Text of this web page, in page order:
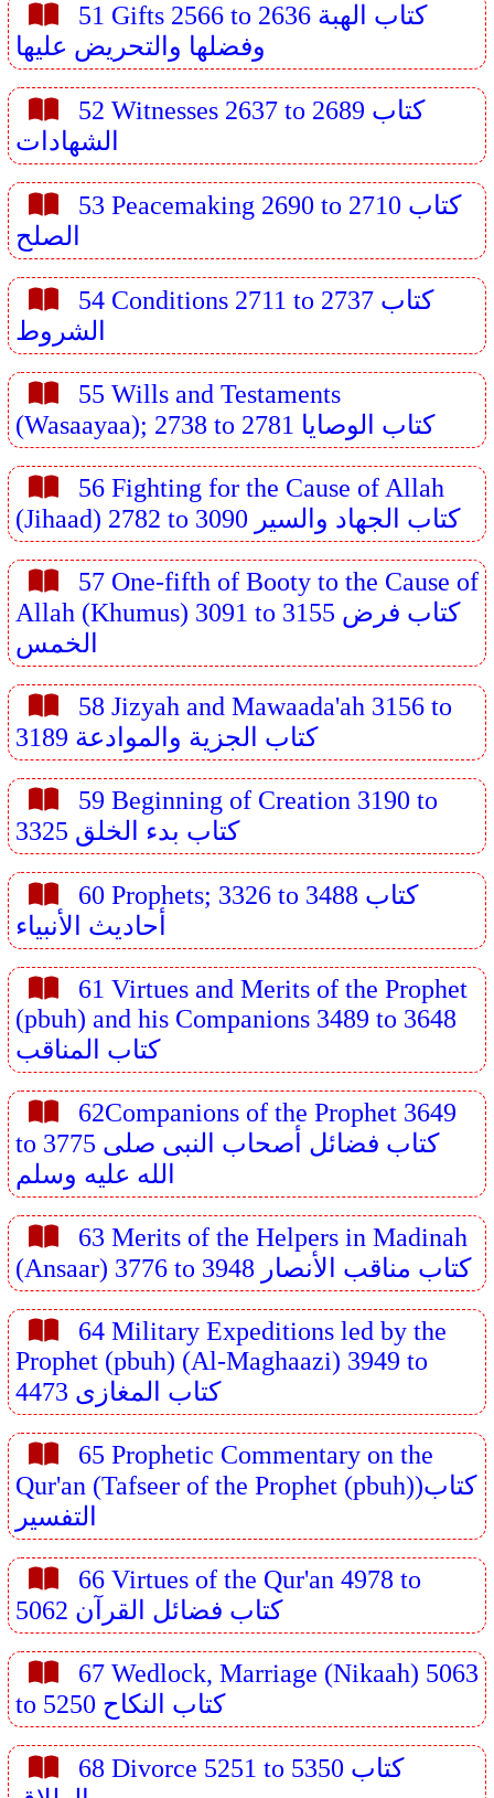
51 Gifts 2566 to 2636 كتاب الهبة
وفضلها والتحريض عليها
52 Witnesses 2637 to 2689 كتاب
الشهادات
53 Peacemaking 2690 to 2710 كتاب
الصلح
54 Conditions 2711 to 2737 كتاب
الشروط
55 Wills and Testaments
(Wasaayaa); 2738 to 2781 كتاب الوصايا
56 Fighting for the Cause of Allah
(Jihaad) 2782 to 3090 كتاب الجهاد والسير
57 One-fifth of Booty to the Cause of
Allah (Khumus) 3091 to 3155 كتاب فرض
الخمس
58 Jizyah and Mawaada'ah 3156 to
3189 كتاب الجزية والموادعة
59 Beginning of Creation 3190 to
3325 كتاب بدء الخلق
60 Prophets; 3326 to 3488 كتاب
أحاديث الأنبياء
61 Virtues and Merits of the Prophet
(pbuh) and his Companions 3489 to 3648
كتاب المناقب
62Companions of the Prophet 3649
to 3775 كتاب فضائل أصحاب النبى صلى
الله عليه وسلم
63 Merits of the Helpers in Madinah
(Ansaar) 3776 to 3948 كتاب مناقب الأنصار
64 Military Expeditions led by the
Prophet (pbuh) (Al-Maghaazi) 3949 to
4473 كتاب المغازى
65 Prophetic Commentary on the
Qur'an (Tafseer of the Prophet (pbuh))كتاب
التفسير
66 Virtues of the Qur'an 4978 to
5062 كتاب فضائل القرآن
67 Wedlock, Marriage (Nikaah) 5063
to 5250 كتاب النكاح
68 Divorce 5251 to 5350 كتاب